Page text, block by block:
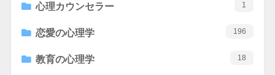
心理カウンセラー 1
恋愛の心理学 196
教育の心理学 18